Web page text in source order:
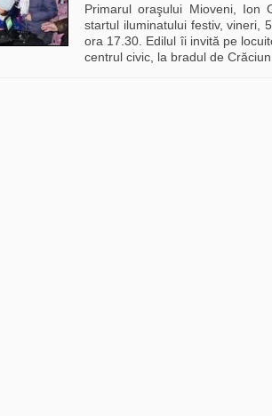
Primarul oraşului Mioveni, Ion
startul iluminatului festiv, vineri,
ora 17.30. Edilul îi invită pe
centrul civic, la bradul de